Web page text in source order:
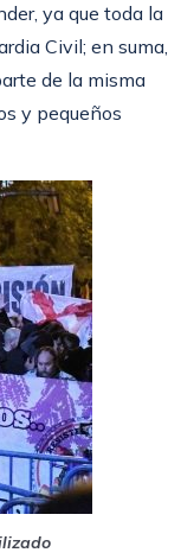
ya que toda la
Civil; en suma,
de la misma
y pequeños